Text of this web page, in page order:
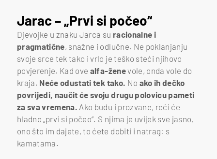
Jarac – „Prvi si počeo“
Djevojke u znaku Jarca su racionalne i
pragmatične, snažne i odlučne. Ne poklanjanju
svoje srce tek tako i vrlo je teško steći njihovo
povjerenje. Kad ove alfa-ženevole, onda vole do
kraja. Neće odustati tek tako. No ako ih dečko
povrijedi, naučit će svoju drugu polovicu pameti
za sva vremena. Ako budu i prozvane, reći će
hladno „prvi si počeo“. S njima je uvijek sve jasno,
ono što im dajete, to ćete dobiti i natrag: s
kamatama.